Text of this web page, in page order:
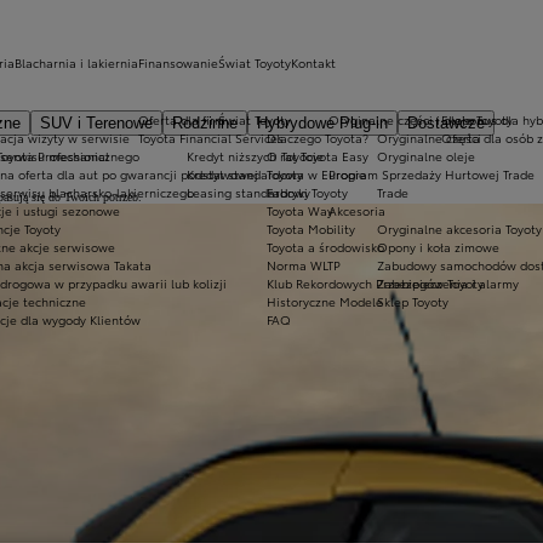
SUV i Terenowe Rodzinne Hybrydowe Plug-in
Dostawcze
Professional
Ekobonus dla
Oferta dla osób
wizyty w serwisie
mechanicznego
oferta dla aut po gwarancji podstawowej
blacharsko-lakierniczego
i usługi sezonowe
Toyoty
akcje serwisowe
akcja serwisowa Takata
w przypadku awarii lub kolizji
techniczne
dla wygody Klientów
Oryginalne części i oleje Toyoty
Oryginalne części
Oryginalne oleje
Program Sprzedaży Hurtowej Trade
Trade
Akcesoria
Oryginalne akcesoria Toyoty
Opony i koła zimowe
Zabudowy samochodów
Zabezpieczenia i alarmy
Sklep Toyoty
Blacharnia i lakierniaFinansowanie
Oferta dla firm
Toyota Financial Services
Kredyt niższych rat Toyota Easy
Kredyt standardowy
Leasing standardowy
Świat Toyoty
Świat Toyoty
Dlaczego Toyota?
O Toyocie
Toyota w Europie
Fabryki Toyoty
Toyota Way
Toyota Mobility
Toyota a środowisko
Norma WLTP
Klub Rekordowych Przebiegów Toyoty
Historyczne Modele
FAQ
Kontakt
się do Twoich potrzeb.